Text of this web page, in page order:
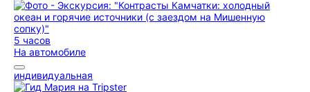
5 часов
На автомобиле
индивидуальная